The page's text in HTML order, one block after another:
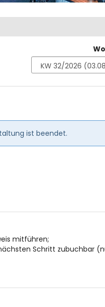
ist beendet.
mitführen;
Schritt zubuchbar